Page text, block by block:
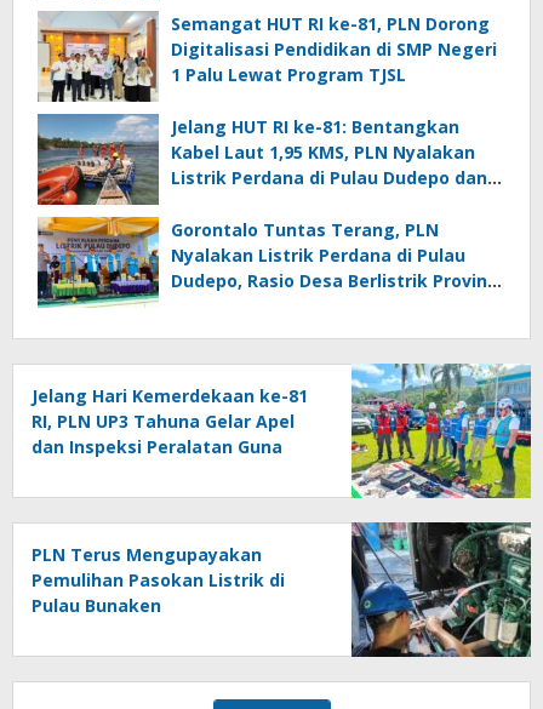
Semangat HUT RI ke-81, PLN Dorong
Digitalisasi Pendidikan di SMP Negeri
1 Palu Lewat Program TJSL
Jelang HUT RI ke-81: Bentangkan
Kabel Laut 1,95 KMS, PLN Nyalakan
Listrik Perdana di Pulau Dudepo dan
Berlistrik Provinsi Gorontalo
Gorontalo Tuntas Terang, PLN
Nyalakan Listrik Perdana di Pulau
Dudepo, Rasio Desa Berlistrik Provinsi
Jelang Hari Kemerdekaan ke-81
RI, PLN UP3 Tahuna Gelar Apel
dan Inspeksi Peralatan Guna
Kepulauan Nusa Utara
PLN Terus Mengupayakan
Pemulihan Pasokan Listrik di
Pulau Bunaken